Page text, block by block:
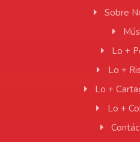
Sobre
Lo +
Lo +
Lo +
Lo +